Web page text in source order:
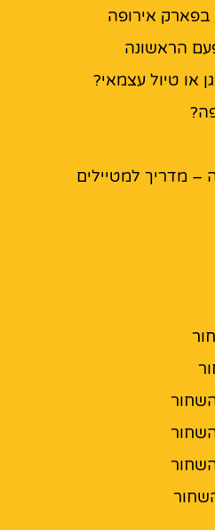
בפארק אירופה
הראשונה
או טיול עצמאי?
– מדריך למטיילים